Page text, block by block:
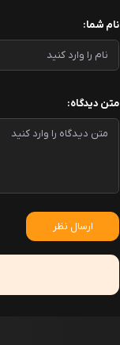
نام شما:
متن دیدگاه:
ارسال نظر